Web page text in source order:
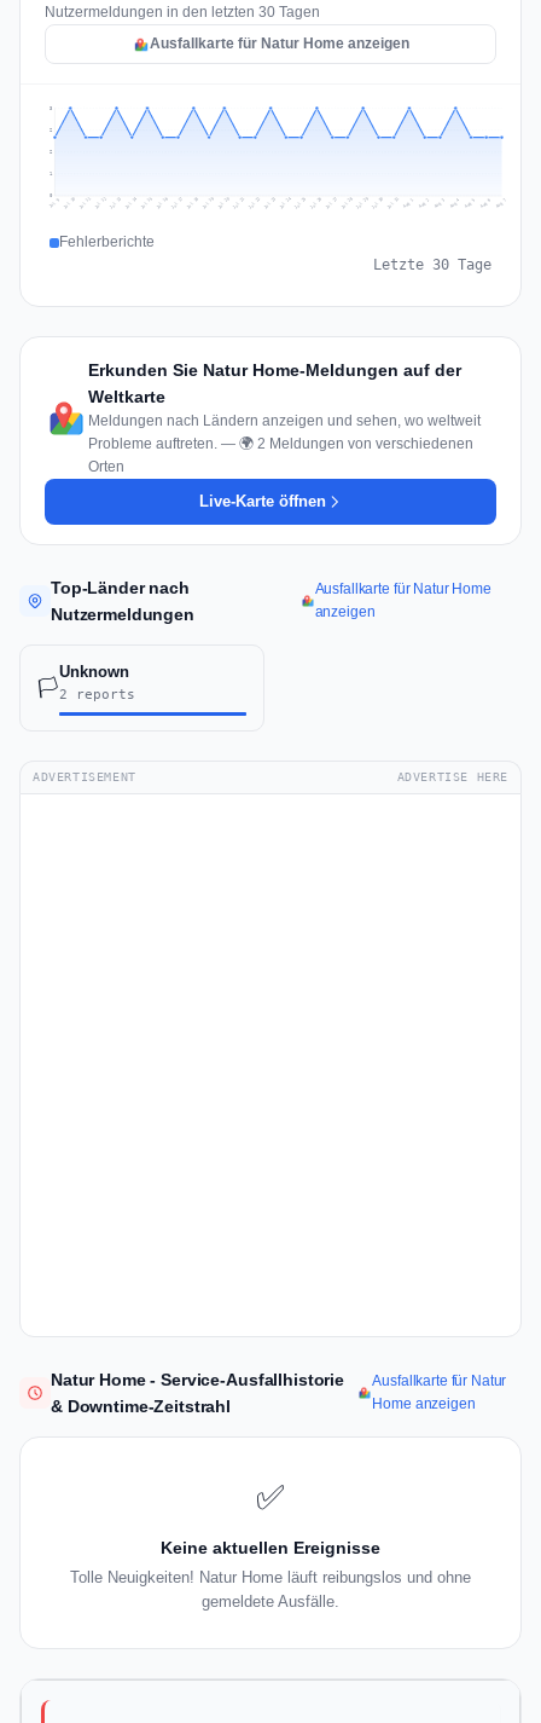
Nutzermeldungen in den letzten 30 Tagen
Ausfallkarte für Natur Home anzeigen
1
2
2
3
Jul 9 Jul 10 Jul 11 Jul 12 Jul 13 Jul 14 Jul 15 Jul 16 Jul 17 Jul 18 Jul 19 Jul 20 Jul 21 Jul 22 Jul 23 Jul 24 Jul 25 Jul 26 Jul 27 Jul 28 Jul 29 Jul 30 Jul 31 Aug 1 Aug 2 Aug 3 Aug 4 Aug 5 Aug 6 Aug 7
Fehlerberichte
Letzte 30 Tage
Erkunden Sie Natur Home-Meldungen auf der
Weltkarte
Meldungen nach Ländern anzeigen und sehen, wo weltweit
Probleme auftreten. — 🌍 2 Meldungen von verschiedenen
Orten
Live-Karte öffnen
Top-Länder nach
Nutzermeldungen
Ausfallkarte für Natur Home
anzeigen
🏳️
Unknown
2 reports
ADVERTISEMENT ADVERTISE HERE
Natur Home - Service-Ausfallhistorie
& Downtime-Zeitstrahl
Ausfallkarte für Natur
Home anzeigen
✅
Keine aktuellen Ereignisse
Tolle Neuigkeiten! Natur Home läuft reibungslos und ohne
gemeldete Ausfälle.